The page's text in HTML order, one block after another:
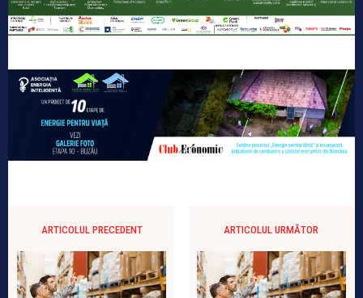
ARTICOLUL PRECEDENT ARTICOLUL URMĂTOR